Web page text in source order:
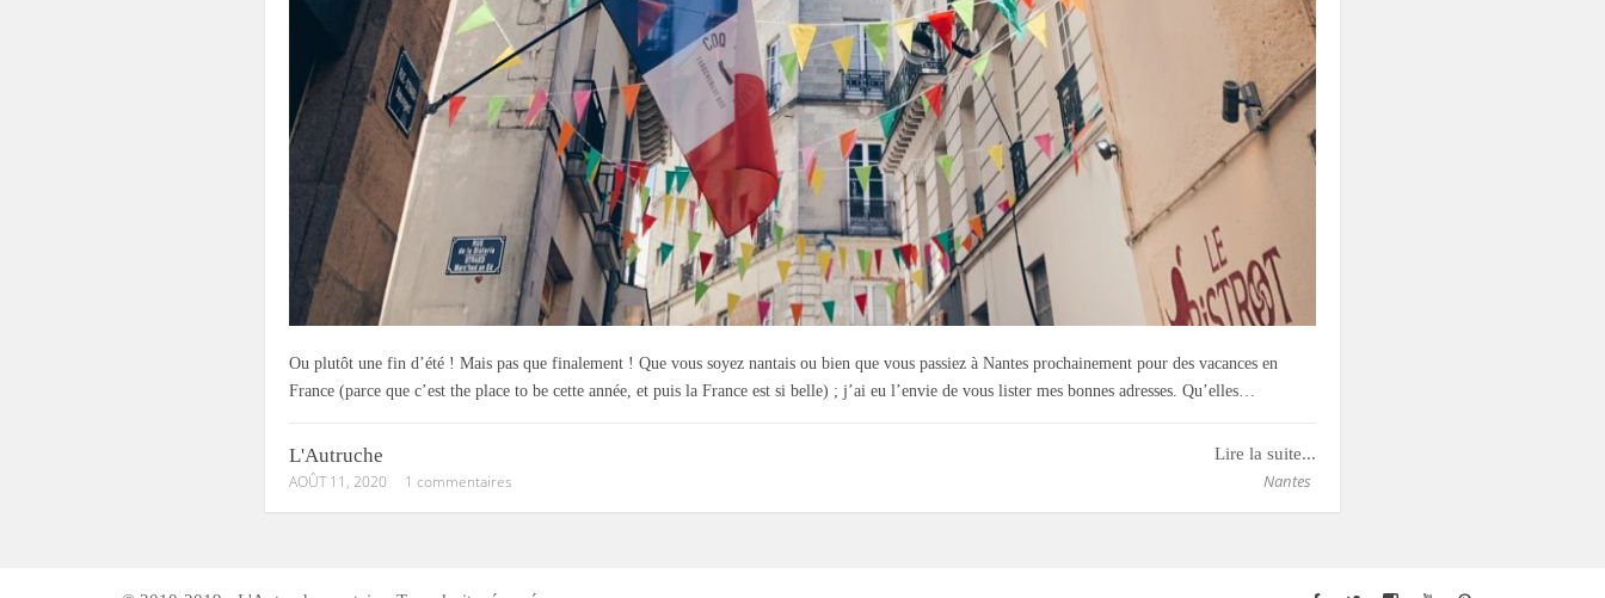
Ou plutôt une fin d’été ! Mais pas que finalement ! Que vous soyez nantais ou bien que vous passiez à Nantes prochainement pour des vacances en
France (parce que c’est the place to be cette année, et puis la France est si belle) ; j’ai eu l’envie de vous lister mes bonnes adresses. Qu’elles…
Lire la suite...
Nantes
L'Autruche
AOÛT 11, 2020 1 commentaires